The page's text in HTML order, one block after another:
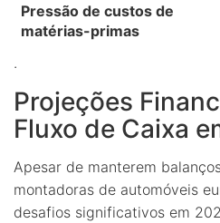
Pressão de custos de
matérias-primas
.
Projeções
Fluxo de Caixa
Apesar de manterem
montadoras de automóveis
desafios significativos em